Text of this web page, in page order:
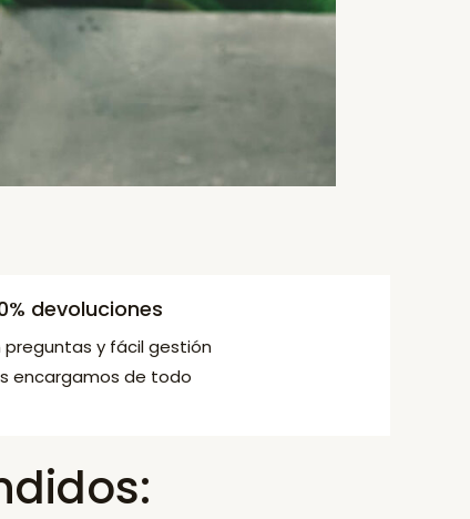
devoluciones
preguntas y fácil gestión
encargamos de todo